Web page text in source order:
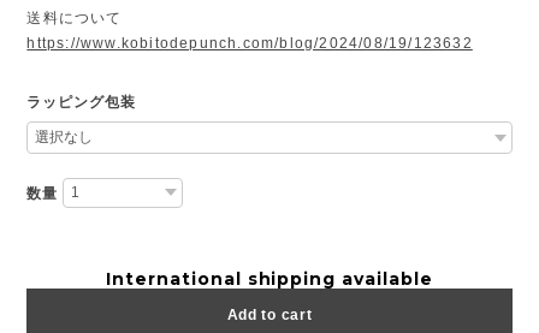
送料について
https://www.kobitodepunch.com/blog/2024/08/19/123632
ラッピング包装
数量
International shipping available
Add to cart